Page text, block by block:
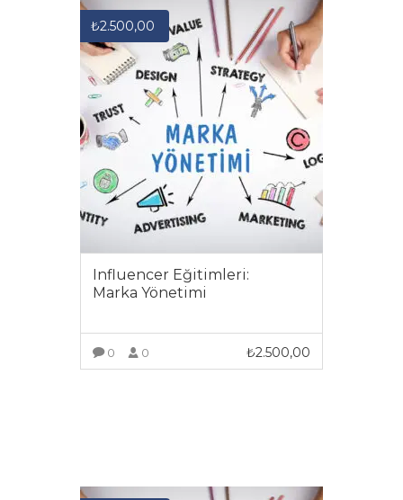
₺2.500,00
Influencer Eğitimleri:
Marka Yönetimi
0 0 ₺2.500,00